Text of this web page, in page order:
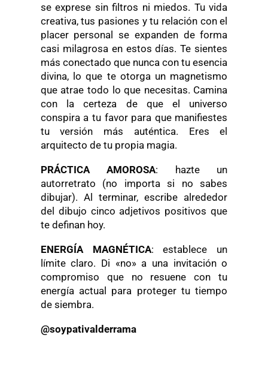
se exprese sin filtros ni miedos. Tu vida
creativa, tus pasiones y tu relación con el
placer personal se expanden de forma
casi milagrosa en estos días. Te sientes
más conectado que nunca con tu esencia
divina, lo que te otorga un magnetismo
que atrae todo lo que necesitas. Camina
con la certeza de que el universo
conspira a tu favor para que manifiestes
tu versión más auténtica. Eres el
arquitecto de tu propia magia.
PRÁCTICA AMOROSA: hazte un
autorretrato (no importa si no sabes
dibujar). Al terminar, escribe alrededor
del dibujo cinco adjetivos positivos que
te definan hoy.
ENERGÍA MAGNÉTICA: establece un
límite claro. Di «no» a una invitación o
compromiso que no resuene con tu
energía actual para proteger tu tiempo
de siembra.
@soypativalderrama